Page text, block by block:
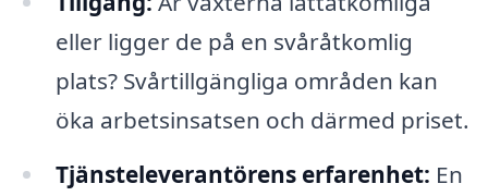
eller ligger de på en svåråtkomlig
plats? Svårtillgängliga områden kan
öka arbetsinsatsen och därmed priset.
Tjänsteleverantörens erfarenhet: En